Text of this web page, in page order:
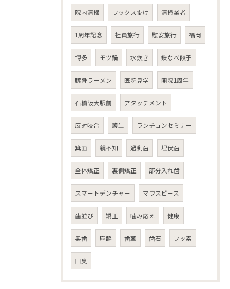
院内清掃 ワックス掛け 清掃業者
1周年記念 社員旅行 慰安旅行 福岡
博多 モツ鍋 水炊き 鉄なべ餃子
豚骨ラーメン 医院見学 開院1周年
石橋阪大駅前 アタッチメント
反対咬合 叢生 ランチョンセミナー
箕面 親不知 過剰歯 埋伏歯
全体矯正 裏側矯正 部分入れ歯
スマートデンチャー マウスピース
歯並び 矯正 噛み応え 健康
奥歯 麻酔 歯茎 歯石 フッ素
口臭